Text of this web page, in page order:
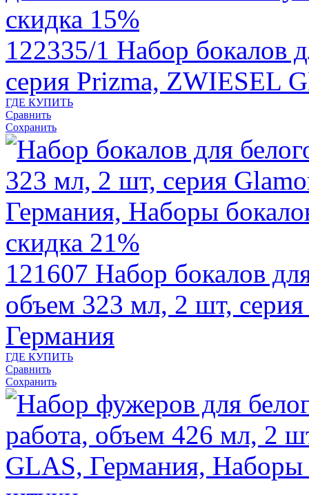
скидка 15%
122335/1 Набор бокалов
серия Prizma, ZWIESEL
ГДЕ КУПИТЬ
Сравнить
Сохранить
скидка 21%
121607 Набор бокалов
объем 323 мл, 2 шт,
Германия
ГДЕ КУПИТЬ
Сравнить
Сохранить